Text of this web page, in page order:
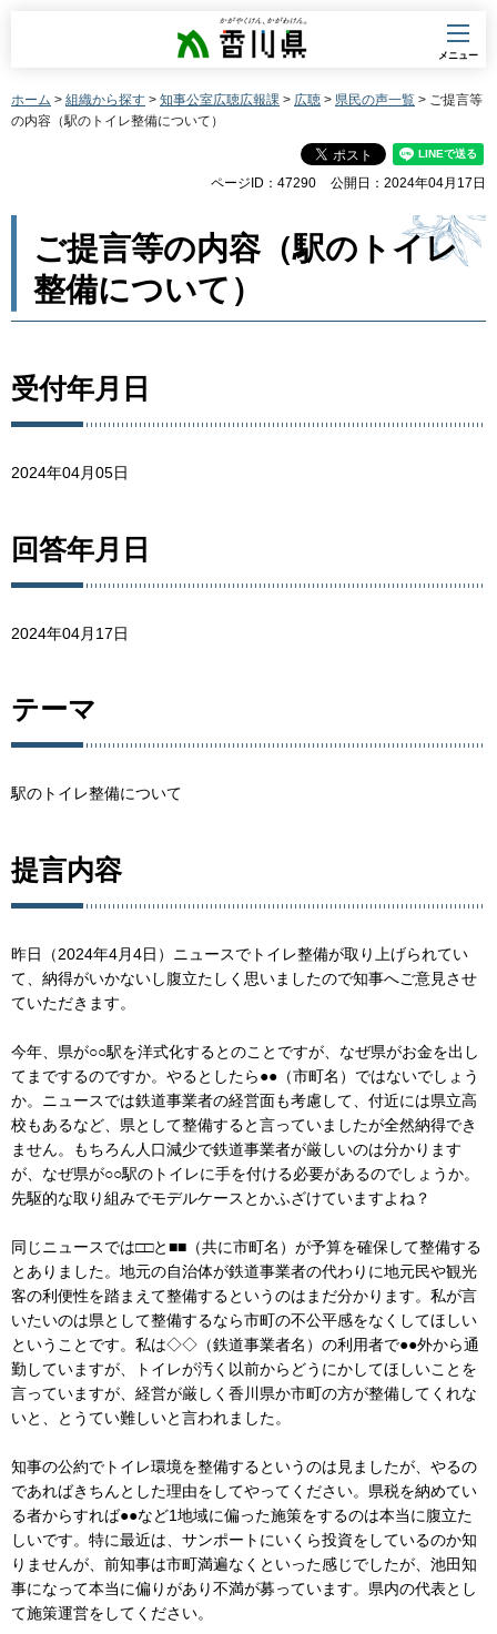
香川県
メニュー
ホーム > 組織から探す > 知事公室広聴広報課 > 広聴 > 県民の声一覧 > ご提言等
の内容（駅のトイレ整備について）
ページID：47290 公開日：2024年04月17日
ご提言等の内容（駅のトイレ
整備について）
受付年月日
2024年04月05日
回答年月日
2024年04月17日
テーマ
駅のトイレ整備について
提言内容
昨日（2024年4月4日）ニュースでトイレ整備が取り上げられてい
て、納得がいかないし腹立たしく思いましたので知事へご意見させ
ていただきます。
今年、県が○○駅を洋式化するとのことですが、なぜ県がお金を出し
てまでするのですか。やるとしたら●●（市町名）ではないでしょう
か。ニュースでは鉄道事業者の経営面も考慮して、付近には県立高
校もあるなど、県として整備すると言っていましたが全然納得でき
ません。もちろん人口減少で鉄道事業者が厳しいのは分かります
が、なぜ県が○○駅のトイレに手を付ける必要があるのでしょうか。
先駆的な取り組みでモデルケースとかふざけていますよね？
同じニュースでは□□と■■（共に市町名）が予算を確保して整備する
とありました。地元の自治体が鉄道事業者の代わりに地元民や観光
客の利便性を踏まえて整備するというのはまだ分かります。私が言
いたいのは県として整備するなら市町の不公平感をなくしてほしい
ということです。私は◇◇（鉄道事業者名）の利用者で●●外から通
勤していますが、トイレが汚く以前からどうにかしてほしいことを
言っていますが、経営が厳しく香川県か市町の方が整備してくれな
いと、とうてい難しいと言われました。
知事の公約でトイレ環境を整備するというのは見ましたが、やるの
であればきちんとした理由をしてやってください。県税を納めてい
る者からすれば●●など1地域に偏った施策をするのは本当に腹立た
しいです。特に最近は、サンポートにいくら投資をしているのか知
りませんが、前知事は市町満遍なくといった感じでしたが、池田知
事になって本当に偏りがあり不満が募っています。県内の代表とし
て施策運営をしてください。